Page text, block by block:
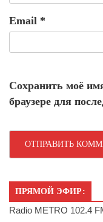
Email *
Сохранить моё
браузере для
ПРЯМОЙ ЭФИР:
Radio METRO 102.4